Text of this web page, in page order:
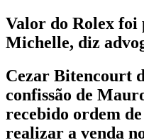
Valor do Rolex foi
Michelle, diz
Cezar Bitencourt
confissão de
recebido ordem
realizar a venda